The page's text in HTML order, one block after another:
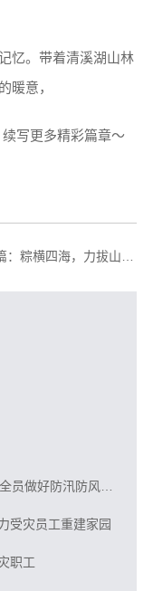
。带着清溪湖山林
暖意，
写更多精彩篇章～
粽横四海，力拔山河——嘉龙海杰迎端午！
[台风预警]第12号台风“红霞”生成，请全员做好防汛防风防范
受灾员工重建家园
职工